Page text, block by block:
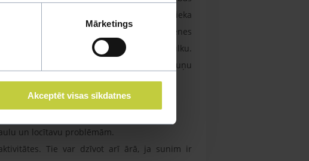
Mārketings
Akceptēt visas sīkdatnes
fantastisks kopā ar savu ģimeni. Saimnieka
sirsnīgi izturēsies pret visiem ģimenes
tās saplosīt, kad suns apsargāja ganāmpulku.
saimnieki, kas uzstādījuši elektrisko suņu
un locītavu problēmām.
Tie var dzīvot arī ārā, ja sunim ir